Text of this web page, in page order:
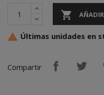

 Últimas unidades en
Compartir